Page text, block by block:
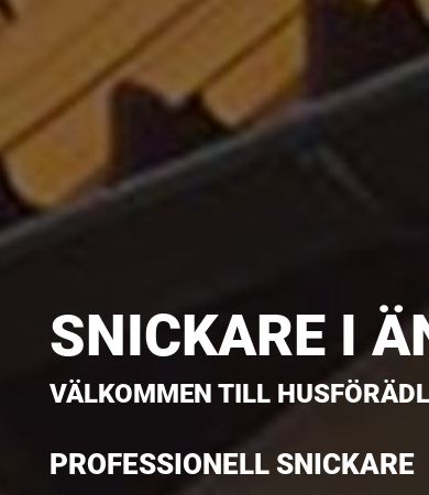
SNICKARE I
VÄLKOMMEN TILL
PROFESSIONELL SNICKARE